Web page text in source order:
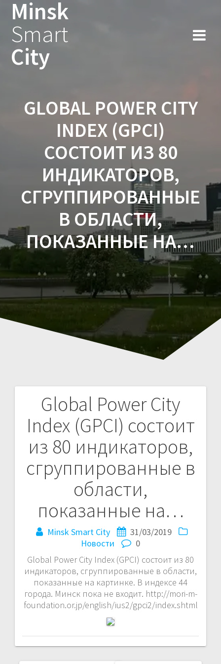
Minsk
Smart
City
GLOBAL POWER CITY
INDEX (GPCI)
СОСТОИТ ИЗ 80
ИНДИКАТОРОВ,
СГРУППИРОВАННЫЕ
В ОБЛАСТИ,
ПОКАЗАННЫЕ НА…
Global Power City
Index (GPCI) состоит
из 80 индикаторов,
сгруппированные в
области,
показанные на…
Minsk Smart City
31/03/2019
Новости
0
Global Power City Index (GPCI) состоит из 80
индикаторов, сгруппированные в области,
показанные на картинке. В индексе 44
города. Минск пока не входит. http://mori-m-
foundation.or.jp/english/ius2/gpci2/index.shtml
Навигация
по
записям